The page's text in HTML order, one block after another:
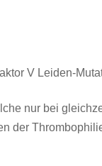
V Leiden-
nur bei
der